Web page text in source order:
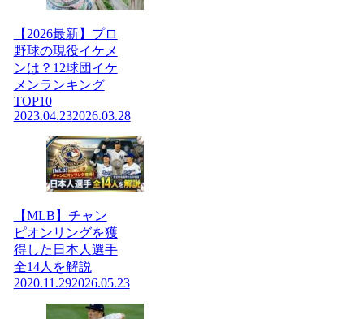
【2026最新】プロ
野球の現役イケメ
ンは？12球団イケ
メンランキング
TOP10
2023.04.232026.03.28
【MLB】チャン
ピオンリングを獲
得した日本人選手
全14人を解説
2020.11.292026.05.23